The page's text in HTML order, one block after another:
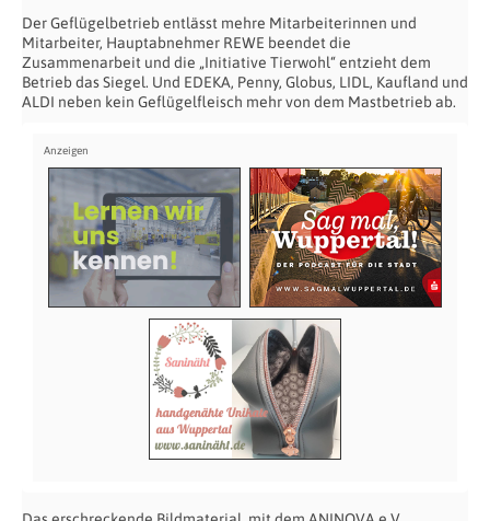
Der Geflügelbetrieb entlässt mehre Mitarbeiterinnen und
Mitarbeiter, Hauptabnehmer REWE beendet die
Zusammenarbeit und die „Initiative Tierwohl“ entzieht dem
Betrieb das Siegel. Und EDEKA, Penny, Globus, LIDL, Kaufland und
ALDI neben kein Geflügelfleisch mehr von dem Mastbetrieb ab.